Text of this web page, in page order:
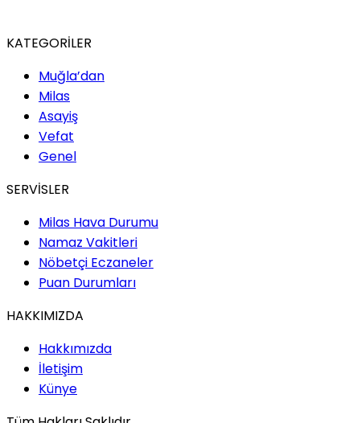
KATEGORİLER
Muğla’dan
Milas
Asayiş
Vefat
Genel
SERVİSLER
Milas Hava Durumu
Namaz Vakitleri
Nöbetçi Eczaneler
Puan Durumları
HAKKIMIZDA
Hakkımızda
İletişim
Künye